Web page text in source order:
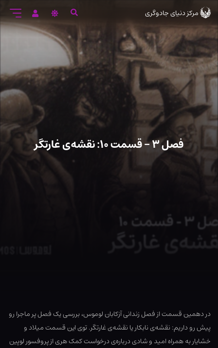
ورود
اصلی
مرکز دنیای جادوگری
فصل ۳ – قسمت ۱۰: نقشه‌ی غارتگر
در دهمین قسمت از فصل زندانی آزکابان لوموس، بررسی یک فصل پر ماجرا رو
پیش رو داریم: نقشه‌ی نابکار یا نقشه‌ی غارتگر. توی این قسمت میلاد و
خشایار به همراه امید و شادی درباره‌ی درخواست کمک هری از پروفسور لوپین